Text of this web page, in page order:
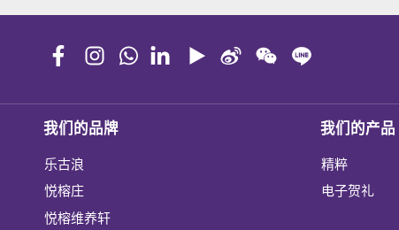
我们的品牌
乐古浪
悦榕庄
悦榕维养轩
我们的产品
精粹
电子贺礼